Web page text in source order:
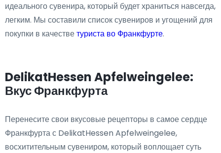
идеального сувенира, который будет храниться навсегда,
легким. Мы составили список сувениров и угощений для
покупки в качестветуриста во Франкфурте.
DelikatHessen Apfelweingelee:
Вкус Франкфурта
Перенесите свои вкусовые рецепторы в самое сердце
Франкфурта с DelikatHessen Apfelweingelee,
восхитительным сувениром, который воплощает суть